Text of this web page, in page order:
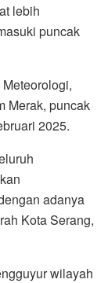
lebih
puncak
Merak, puncak
2025.
adanya
Kota Serang,
wilayah